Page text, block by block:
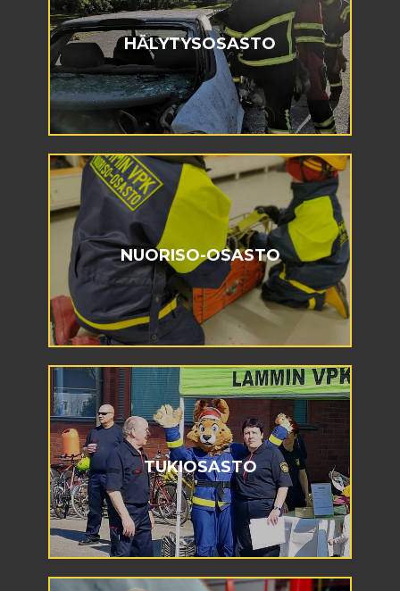
HÄLYTYSOSASTO
NUORISO-OSASTO
TUKIOSASTO